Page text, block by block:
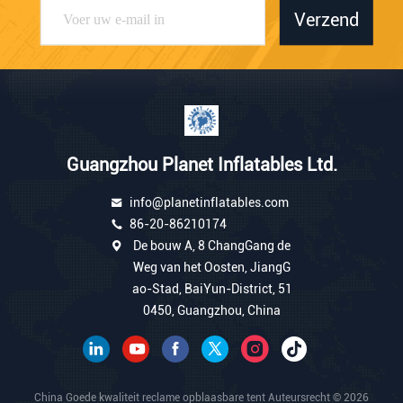
Verzend
Guangzhou Planet Inflatables Ltd.
info@planetinflatables.com
86-20-86210174
De bouw A, 8 ChangGang de
Weg van het Oosten, JiangG
ao-Stad, BaiYun-District, 51
0450, Guangzhou, China
China Goede kwaliteit reclame opblaasbare tent Auteursrecht © 2026